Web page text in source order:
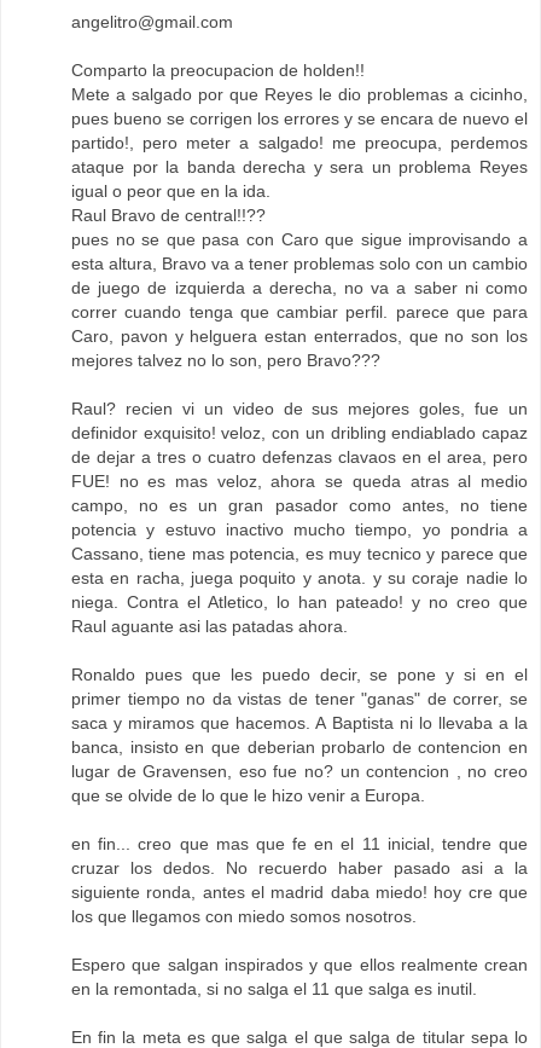
angelitro@gmail.com
Comparto la preocupacion de holden!!
Mete a salgado por que Reyes le dio problemas a cicinho,
pues bueno se corrigen los errores y se encara de nuevo el
partido!, pero meter a salgado! me preocupa, perdemos
ataque por la banda derecha y sera un problema Reyes
igual o peor que en la ida.
Raul Bravo de central!!??
pues no se que pasa con Caro que sigue improvisando a
esta altura, Bravo va a tener problemas solo con un cambio
de juego de izquierda a derecha, no va a saber ni como
correr cuando tenga que cambiar perfil. parece que para
Caro, pavon y helguera estan enterrados, que no son los
mejores talvez no lo son, pero Bravo???
Raul? recien vi un video de sus mejores goles, fue un
definidor exquisito! veloz, con un dribling endiablado capaz
de dejar a tres o cuatro defenzas clavaos en el area, pero
FUE! no es mas veloz, ahora se queda atras al medio
campo, no es un gran pasador como antes, no tiene
potencia y estuvo inactivo mucho tiempo, yo pondria a
Cassano, tiene mas potencia, es muy tecnico y parece que
esta en racha, juega poquito y anota. y su coraje nadie lo
niega. Contra el Atletico, lo han pateado! y no creo que
Raul aguante asi las patadas ahora.
Ronaldo pues que les puedo decir, se pone y si en el
primer tiempo no da vistas de tener "ganas" de correr, se
saca y miramos que hacemos. A Baptista ni lo llevaba a la
banca, insisto en que deberian probarlo de contencion en
lugar de Gravensen, eso fue no? un contencion , no creo
que se olvide de lo que le hizo venir a Europa.
en fin... creo que mas que fe en el 11 inicial, tendre que
cruzar los dedos. No recuerdo haber pasado asi a la
siguiente ronda, antes el madrid daba miedo! hoy cre que
los que llegamos con miedo somos nosotros.
Espero que salgan inspirados y que ellos realmente crean
en la remontada, si no salga el 11 que salga es inutil.
En fin la meta es que salga el que salga de titular sepa lo